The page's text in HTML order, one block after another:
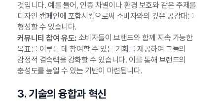
것입니다. 예를 들어, 인종 차별이나 환경 보호와 같은 주제를
디자인 캠페인에 포함시킴으로써 소비자와의 깊은 공감대를
형성할 수 있습니다.
커뮤니티 참여 유도:소비자들이 브랜드와 함께 지속 가능한
목표를 이루는 데 참여할 수 있는 기회를 제공하여 그들의
감정적 결속력을 강화할 수 있습니다. 이를 통해 브랜드의
충성도를 높일 수 있는 기반이 마련됩니다.
3. 기술의 융합과 혁신